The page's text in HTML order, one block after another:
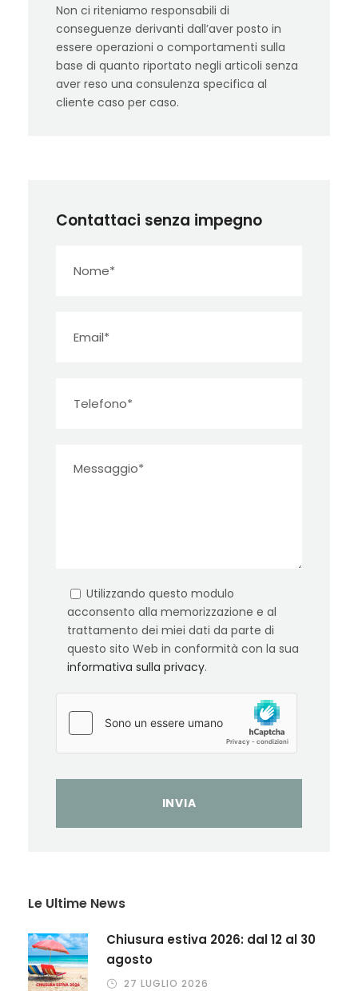
Non ci riteniamo responsabili di
conseguenze derivanti dall’aver posto in
essere operazioni o comportamenti sulla
base di quanto riportato negli articoli senza
aver reso una consulenza specifica al
cliente caso per caso.
Contattaci senza impegno
Utilizzando questo modulo
acconsento alla memorizzazione e al
trattamento dei miei dati da parte di
questo sito Web in conformità con la sua
informativa sulla privacy.
Le Ultime News
Chiusura estiva 2026: dal 12 al 30
agosto
27 LUGLIO 2026